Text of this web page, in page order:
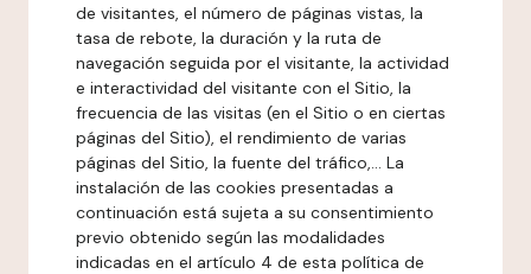
de visitantes, el número de páginas vistas, la
tasa de rebote, la duración y la ruta de
navegación seguida por el visitante, la actividad
e interactividad del visitante con el Sitio, la
frecuencia de las visitas (en el Sitio o en ciertas
páginas del Sitio), el rendimiento de varias
páginas del Sitio, la fuente del tráfico,... La
instalación de las cookies presentadas a
continuación está sujeta a su consentimiento
previo obtenido según las modalidades
indicadas en el artículo 4 de esta política de